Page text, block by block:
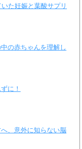
た妊娠と葉酸サプリ
の赤ちゃんを理解し
に！
、意外に知らない脳